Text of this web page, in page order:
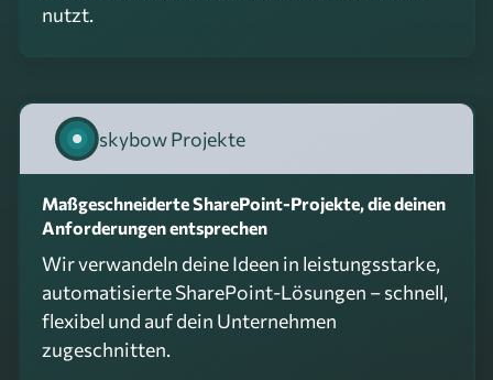
nutzt.
skybow Projekte
Maßgeschneiderte SharePoint-Projekte, die deinen
Anforderungen entsprechen
Wir verwandeln deine Ideen in leistungsstarke,
automatisierte SharePoint-Lösungen – schnell,
flexibel und auf dein Unternehmen
zugeschnitten.